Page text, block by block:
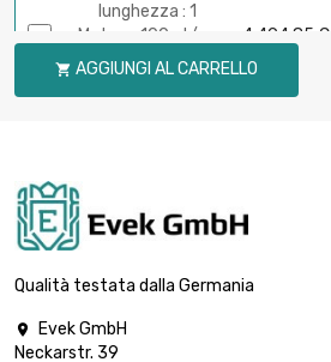
lunghezza : 1
Meter x 100 st/pc
diametro : 3mm
4.494,85 €
lunghezza : 1 Meter
diametro : 4mm
lunghezza : 1
 AGGIUNGI AL CARRELLO
Qualità testata dalla Germania

Evek GmbH
Neckarstr. 39